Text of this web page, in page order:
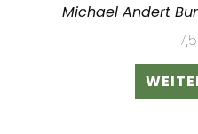
Michael Andert